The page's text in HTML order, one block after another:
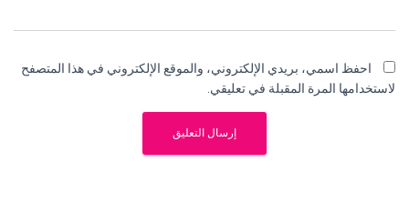
احفظ اسمي، بريدي الإلكتروني، والموقع الإلكتروني في هذا المتصفح
لاستخدامها المرة المقبلة في تعليقي.